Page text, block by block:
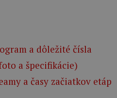
a dôležité čísla
a špecifikácie)
a časy začiatkov etáp